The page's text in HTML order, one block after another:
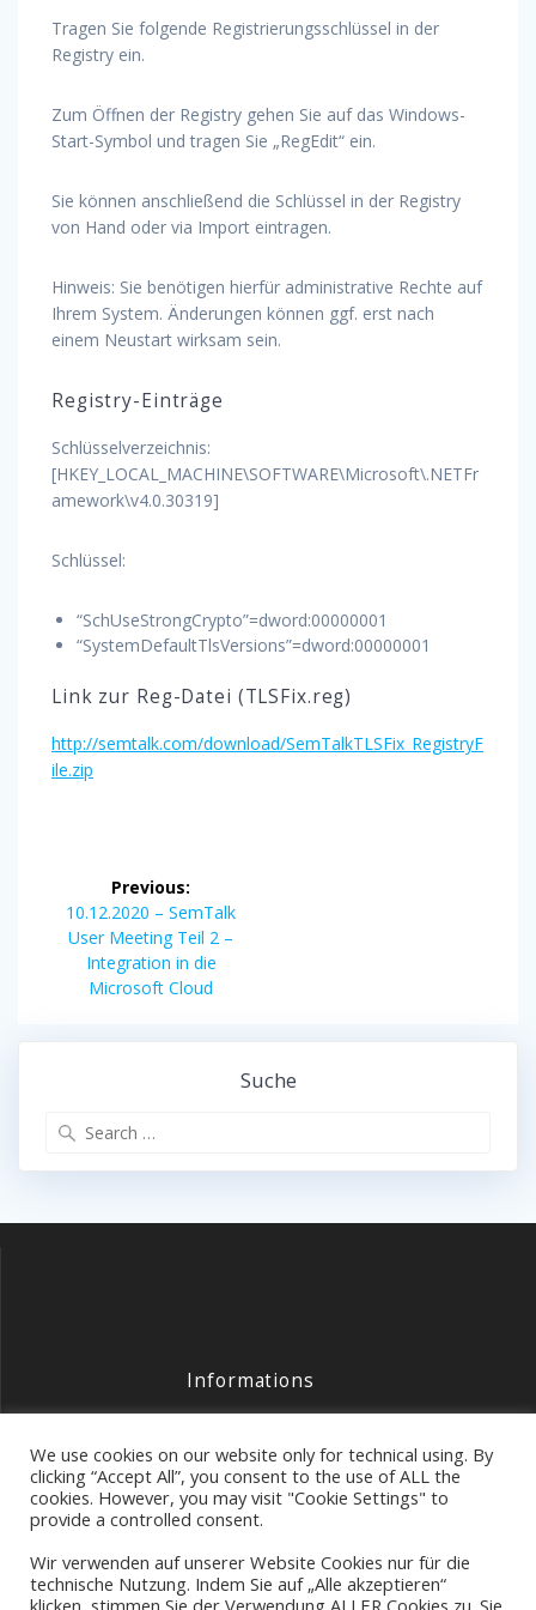
Tragen Sie folgende Registrierungsschlüssel in der
Registry ein.
Zum Öffnen der Registry gehen Sie auf das Windows-
Start-Symbol und tragen Sie „RegEdit“ ein.
Sie können anschließend die Schlüssel in der Registry
von Hand oder via Import eintragen.
Hinweis: Sie benötigen hierfür administrative Rechte auf
Ihrem System. Änderungen können ggf. erst nach
einem Neustart wirksam sein.
Registry-Einträge
Schlüsselverzeichnis:
[HKEY_LOCAL_MACHINE\SOFTWARE\Microsoft\.NETFr
amework\v4.0.30319]
Schlüssel:
“SchUseStrongCrypto”=dword:00000001
“SystemDefaultTlsVersions”=dword:00000001
Link zur Reg-Datei (TLSFix.reg)
http://semtalk.com/download/SemTalkTLSFix_RegistryF
ile.zip
navigation
Previous:
Previous
post:
10.12.2020 – SemTalk
User Meeting Teil 2 –
Integration in die
Microsoft Cloud
Suche
Informations
Legal
Data Protection
We use cookies on our website only for technical using. By
clicking “Accept All”, you consent to the use of ALL the
cookies. However, you may visit "Cookie Settings" to
provide a controlled consent.
Wir verwenden auf unserer Website Cookies nur für die
technische Nutzung. Indem Sie auf „Alle akzeptieren“
klicken, stimmen Sie der Verwendung ALLER Cookies zu. Sie